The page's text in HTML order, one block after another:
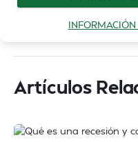
Artículos